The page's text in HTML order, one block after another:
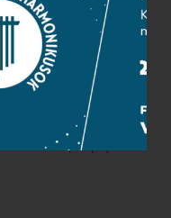
u. 1. (Müpa)